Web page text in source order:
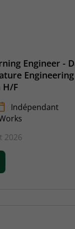
Engineer -
H/F
Indépendant
2026